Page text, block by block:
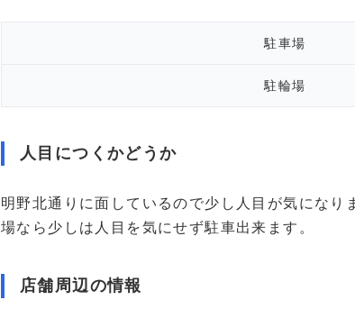
駐車場
駐輪場
人目につくかどうか
明野北通りに面しているので少し人目が気にな
場なら少しは人目を気にせず駐車出来ます。
店舗周辺の情報